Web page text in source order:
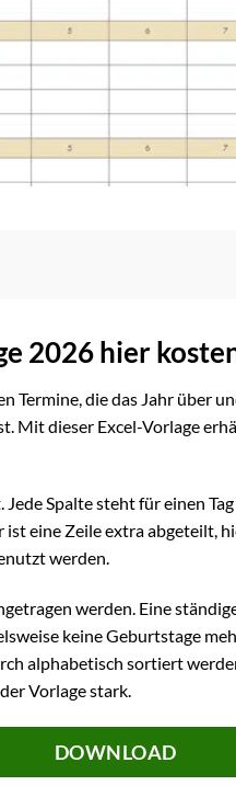
2026 hier
Termine, die das Jahr über
Mit dieser Excel-Vorlage
Spalte steht für einen
ist eine Zeile extra abgeteilt,
werden.
werden. Eine
keine Geburtstage
alphabetisch sortiert
Vorlage stark.
DOWNLOAD